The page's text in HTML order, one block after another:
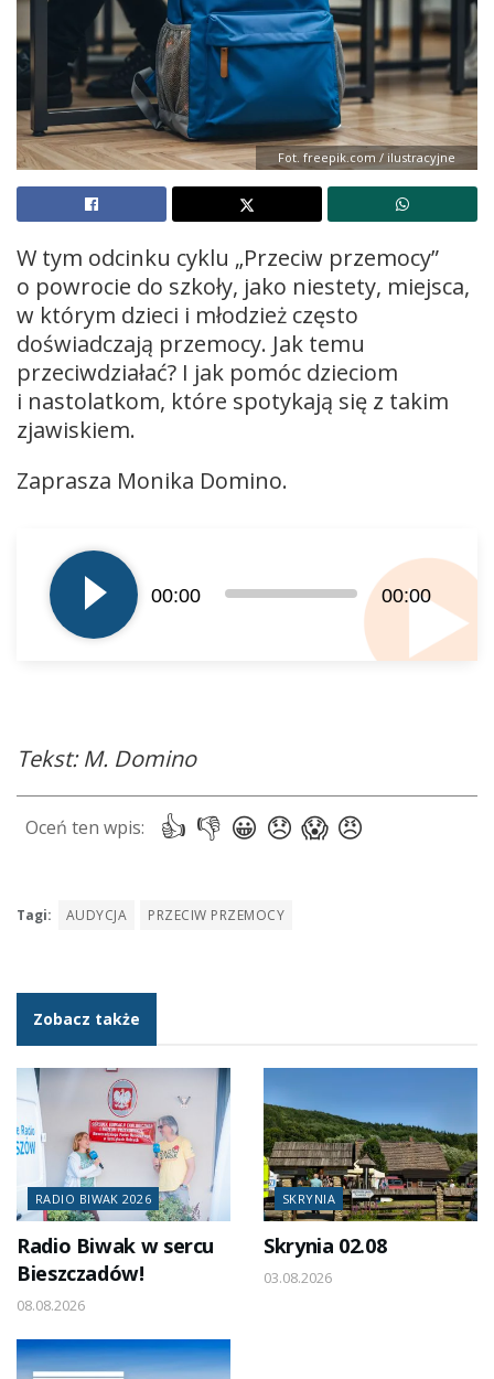
Fot. freepik.com / ilustracyjne
W tym odcinku cyklu „Przeciw przemocy”
o powrocie do szkoły, jako niestety, miejsca,
w którym dzieci i młodzież często
doświadczają przemocy. Jak temu
przeciwdziałać? I jak pomóc dzieciom
i nastolatkom, które spotykają się z takim
zjawiskiem.
Zaprasza Monika Domino.
plików
dźwiękowych
00:00 00:00
Tekst: M. Domino
Tagi: AUDYCJA PRZECIW PRZEMOCY
Zobacz także
RADIO BIWAK 2026
Radio Biwak w sercu
Bieszczadów!
08.08.2026
SKRYNIA
Skrynia 02.08
03.08.2026